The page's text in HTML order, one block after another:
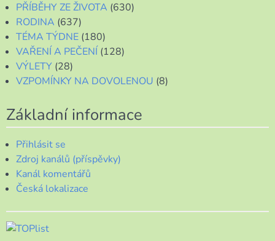
PŘÍBĚHY ZE ŽIVOTA (630)
RODINA (637)
TÉMA TÝDNE (180)
VAŘENÍ A PEČENÍ (128)
VÝLETY (28)
VZPOMÍNKY NA DOVOLENOU (8)
Základní informace
Přihlásit se
Zdroj kanálů (příspěvky)
Kanál komentářů
Česká lokalizace